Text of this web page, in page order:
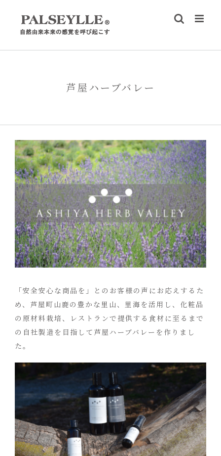
content
芦屋ハーブバレー
「安全安心な商品を」とのお客様の声にお応えするた
め、芦屋町山鹿の豊かな里山、里海を活用し、化粧品
の原材料栽培、レストランで提供する食材に至るまで
の自社製造を目指して芦屋ハーブバレーを作りまし
た。